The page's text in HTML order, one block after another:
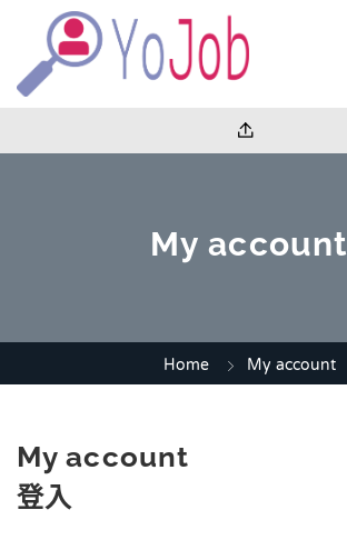
My account
Home My account
My account
登入